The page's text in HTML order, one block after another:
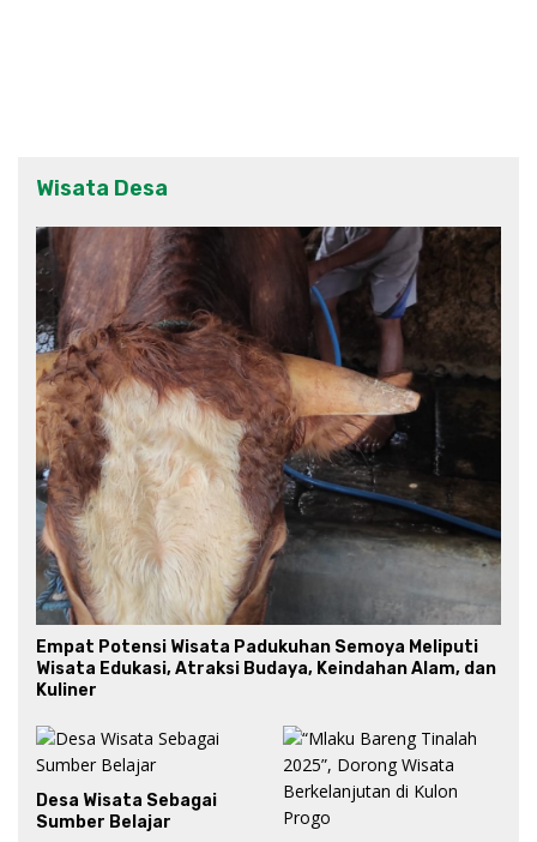
Wisata Desa
Empat Potensi Wisata Padukuhan Semoya Meliputi
Wisata Edukasi, Atraksi Budaya, Keindahan Alam, dan
Kuliner
Desa Wisata Sebagai
Sumber Belajar